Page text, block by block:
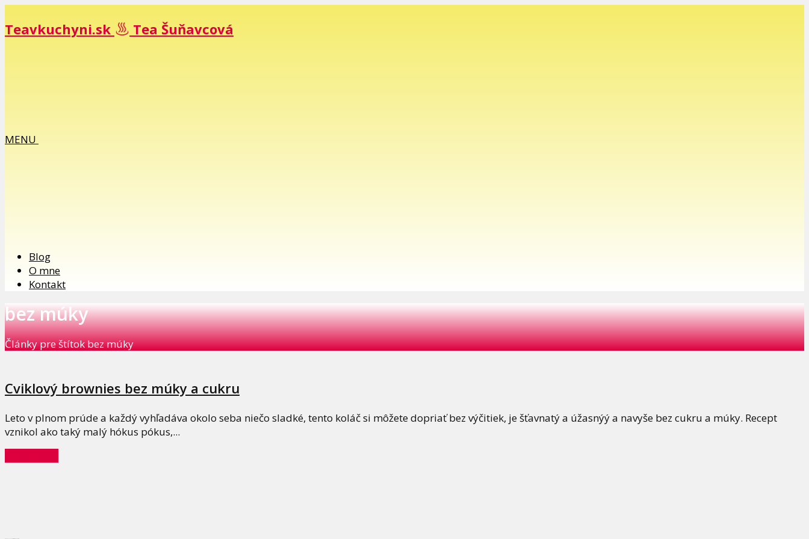
Teavkuchyni.sk Tea Šuňavcová
MENU
Blog
O mne
Kontakt
bez múky
Články pre štítok bez múky
Cviklový brownies bez múky a cukru
Leto v plnom prúde a každý vyhľadáva okolo seba niečo sladké, tento koláč si môžete dopriať bez výčitiek, je šťavnatý a úžasnýý a navyše bez cukru a múky. Recept
vznikol ako taký malý hókus pókus,...